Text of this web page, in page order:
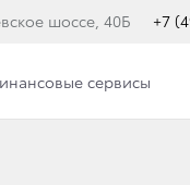
шоссе, 40Б +7
сервисы